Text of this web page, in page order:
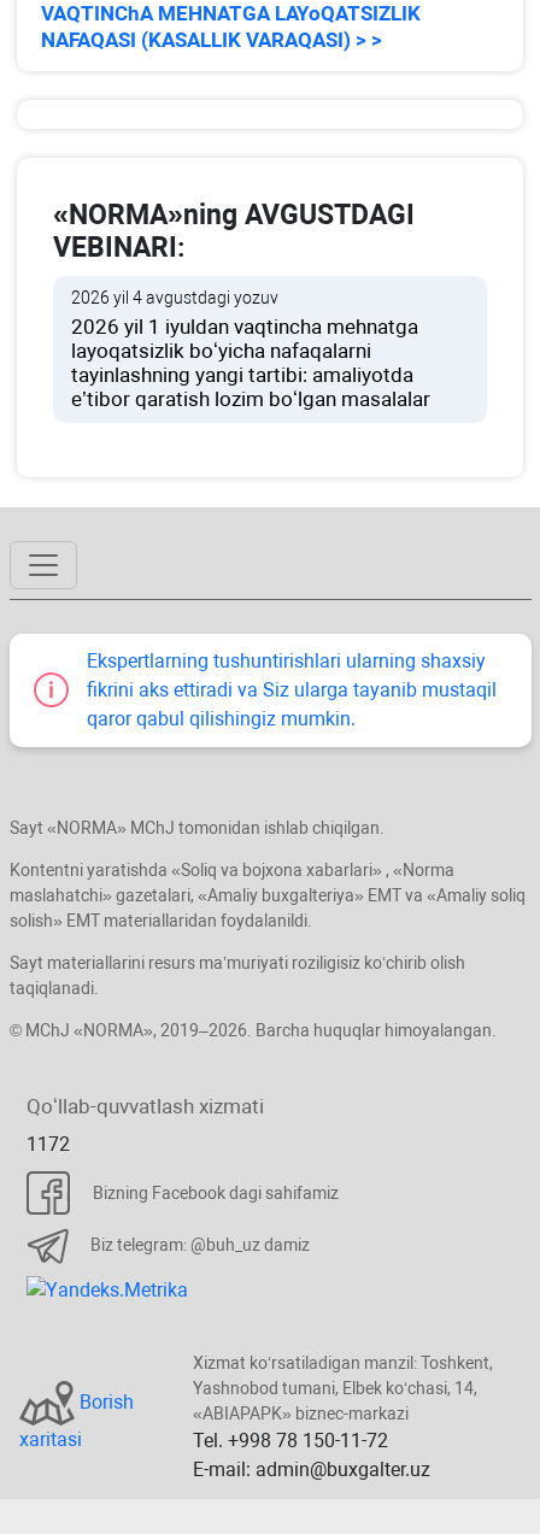
VAQTINChA MEHNATGA LAYoQATSIZLIK
NAFAQASI (KASALLIK VARAQASI) > >
«NORMA»ning AVGUSTDAGI
VEBINARI:
2026 yil 4 avgustdagi yozuv
2026 yil 1 iyuldan vaqtincha mehnatga
layoqatsizlik boʻyicha nafaqalarni
tayinlashning yangi tartibi: amaliyotda
e’tibor qaratish lozim boʻlgan masalalar
Ekspertlarning tushuntirishlari ularning shaхsiy
fikrini aks ettiradi va Siz ularga tayanib mustaqil
qaror qabul qilishingiz mumkin.
Sayt «NORMA» MChJ tomonidan ishlab chiqilgan.
Kontentni yaratishda «Soliq va bojхona хabarlari» , «Norma
maslahatchi» gazetalari, «Amaliy buхgalteriya» EMT va «Amaliy soliq
solish» EMT materiallaridan foydalanildi.
Sayt materiallarini resurs ma’muriyati roziligisiz koʻchirib olish
taqiqlanadi.
© MChJ «NORMA», 2019–2026. Barcha huquqlar himoyalangan.
Qoʻllab-quvvatlash хizmati
1172
Bizning Facebook dagi sahifamiz
Biz telegram: @buh_uz damiz
Borish
хaritasi
Xizmat koʻrsatiladigan manzil: Toshkent,
Yashnobod tumani, Elbek koʻchasi, 14,
«ABIAPAPK» biznec-markazi
Tel. +998 78 150-11-72
E-mail: admin@buxgalter.uz